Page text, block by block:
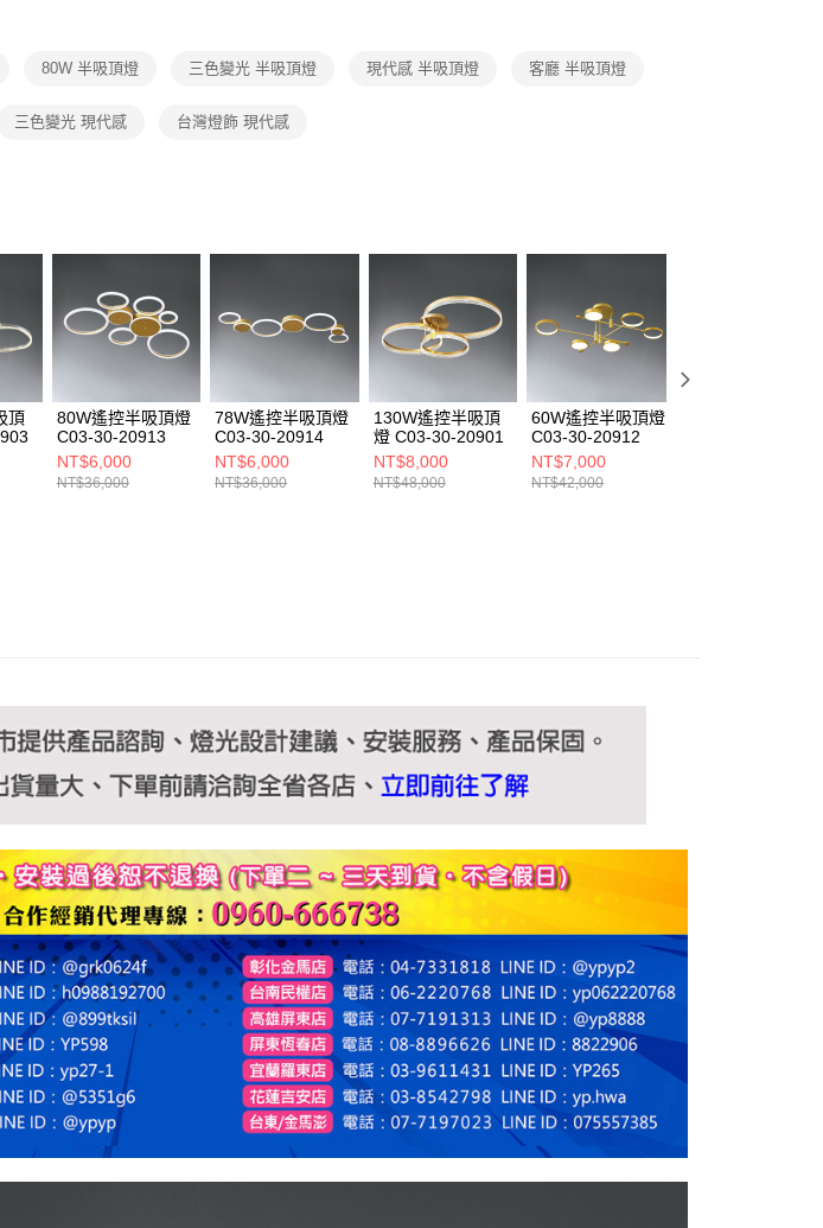
絡購買商品的店家。未經商家同意取消之訂單仍視為有效，需透過AFTEE
※ 交易是否成功請以「AFTEE先享後付 」之結帳頁面顯示為準，若有關於
是否繳費成功／繳費後需取消欲退款等相關疑問，請聯繫「AFTEE先享後
３．未成年的使用者請事先徵得法定代理人或監護人之同意方可使用
「AFTEE先享後付」，若未經同意申辦者引起之損失，本公司不負相關責
即時審查核予不同之上限額度；若仍有額度不足之情形，本公司將視審查
結果請求用戶進行身份認證。
５．嚴禁一人註冊多個帳號或使用他人資訊註冊。若發現惡意使用之情
形，恩沛科技股份有限公司將有權停止該用戶之使用額度並採取法律行
80W 半吸頂燈 三色變光 半吸頂燈 現代感 半吸頂燈 客廳 半吸頂燈
三色變光 現代感 台灣燈飾 現代感
頂
80W遙控半吸頂燈
C03-30-20913
NT$6,000
NT$36,000
78W遙控半吸頂燈
C03-30-20914
NT$6,000
NT$36,000
130W遙控半吸頂
燈 C03-30-20901
NT$8,000
NT$48,000
60W遙控半吸頂燈
C03-30-20912
NT$7,000
NT$42,000